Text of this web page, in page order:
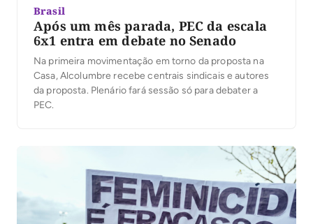
Brasil
Após um mês parada, PEC da escala
6x1 entra em debate no Senado
Na primeira movimentação em torno da proposta na
Casa, Alcolumbre recebe centrais sindicais e autores
da proposta. Plenário fará sessão só para debater a
PEC.